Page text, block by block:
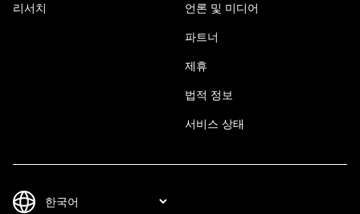
리서치 언론 및 미디어
파트너
제휴
법적 정보
서비스 상태